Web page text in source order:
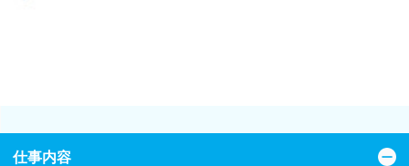
仕事内容